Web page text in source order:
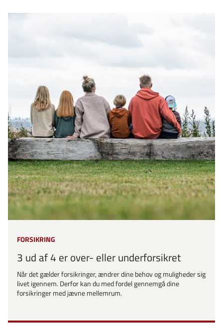
FORSIKRING
3 ud af 4 er over- eller underforsikret
Når det gælder forsikringer, ændrer dine behov og muligheder sig
livet igennem. Derfor kan du med fordel gennemgå dine
forsikringer med jævne mellemrum.